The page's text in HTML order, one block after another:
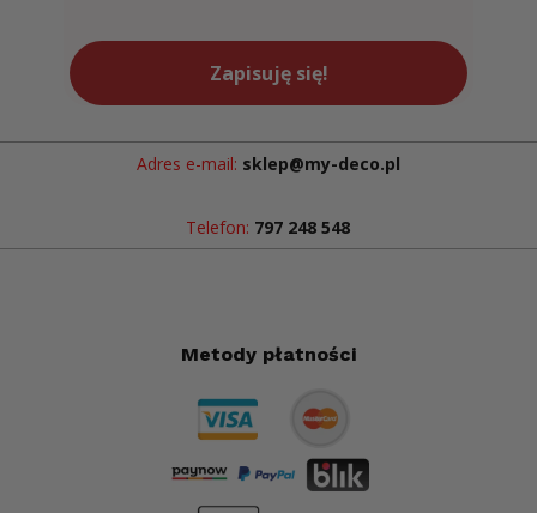
Zapisuję się!
Adres e-mail: sklep@my-deco.pl
Telefon: 797 248 548
Metody płatności